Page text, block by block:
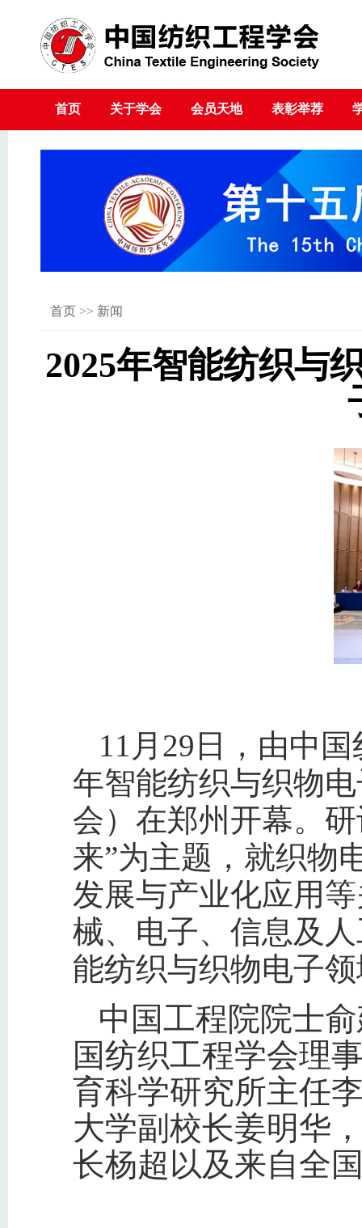
首页 关于学会 会员天地 表彰举荐
首页 >> 新闻
2025年智能纺织与
11月29日，由中国
年智能纺织与织物
会）在郑州开幕。
来”为主题，就织物
发展与产业化应用
械、电子、信息及
能纺织与织物电子
中国工程院院士
国纺织工程学会理
育科学研究所主任
大学副校长姜明华
长杨超以及来自全